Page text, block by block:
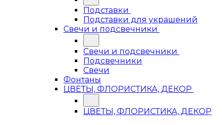
Подставки
Подставки для украшений
Свечи и подсвечники
Свечи и подсвечники
Подсвечники
Свечи
Фонтаны
ЦВЕТЫ, ФЛОРИСТИКА, ДЕКОР
ЦВЕТЫ, ФЛОРИСТИКА, ДЕКОР